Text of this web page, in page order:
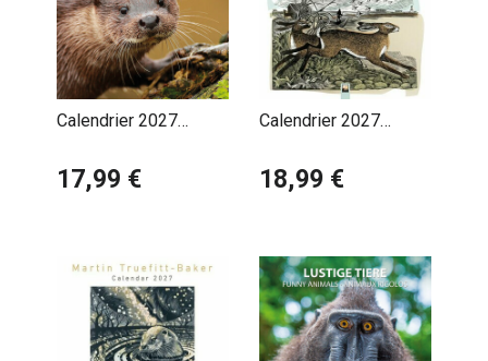
Calendrier 2027
de Campagne
17,99 €
Calendrier 2027
Harding
18,99 €